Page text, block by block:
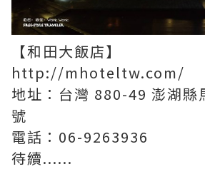
【和田大飯店】
http://mhoteltw.com/
地址：台灣 880-49 澎湖縣
號
電話：06-9263936
待續......